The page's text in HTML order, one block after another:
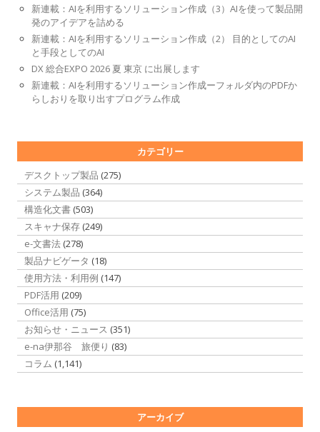
新連載：AIを利用するソリューション作成（3）AIを使って製品開
発のアイデアを詰める
新連載：AIを利用するソリューション作成（2） 目的としてのAI
と手段としてのAI
DX 総合EXPO 2026 夏 東京 に出展します
新連載：AIを利用するソリューション作成ーフォルダ内のPDFか
らしおりを取り出すプログラム作成
カテゴリー
デスクトップ製品 (275)
システム製品 (364)
構造化文書 (503)
スキャナ保存 (249)
e-文書法 (278)
製品ナビゲータ (18)
使用方法・利用例 (147)
PDF活用 (209)
Office活用 (75)
お知らせ・ニュース (351)
e-na伊那谷 旅便り (83)
コラム (1,141)
アーカイブ